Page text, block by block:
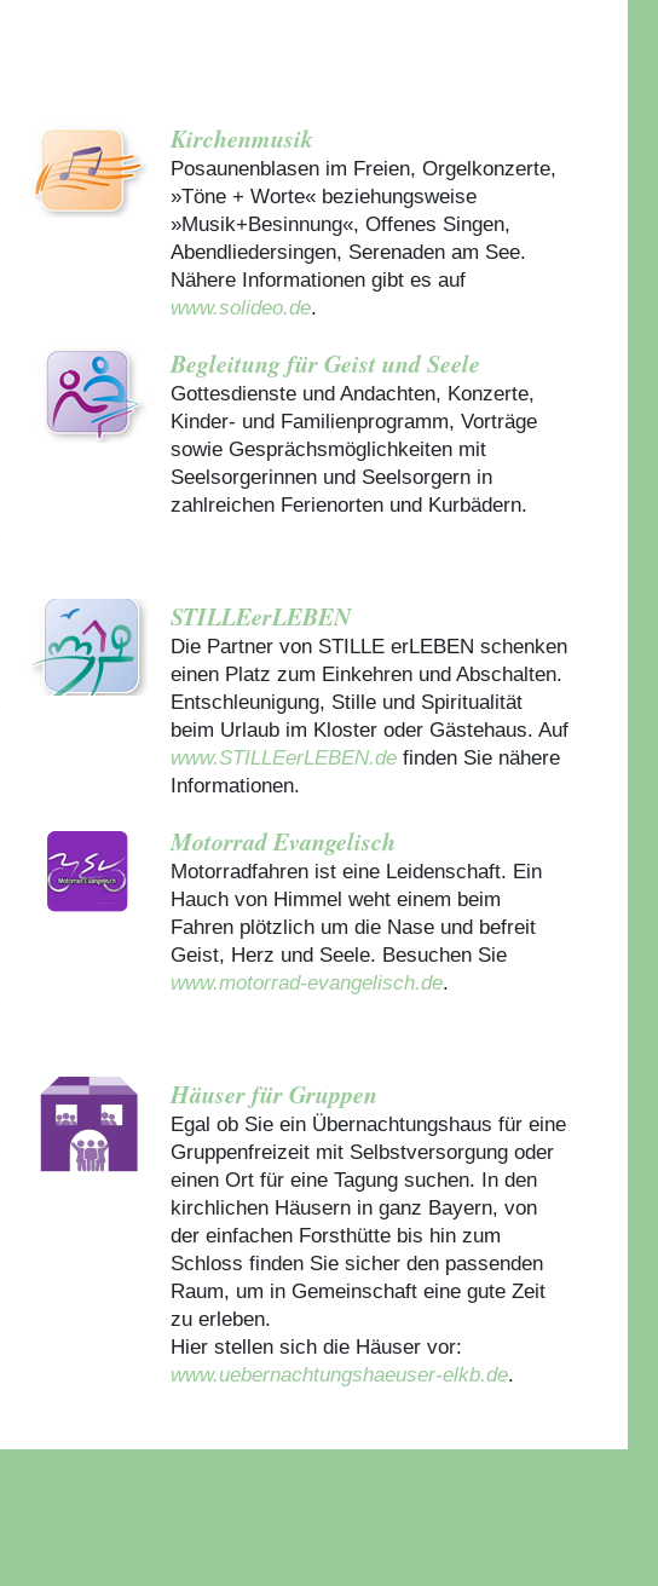
Kirchenmusik
Posaunenblasen im Freien, Orgelkonzerte,
»Töne + Worte« beziehungsweise
»Musik+Besinnung«, Offenes Singen,
Abendliedersingen, Serenaden am See.
Nähere Informationen gibt es auf
www.solideo.de.
Begleitung für Geist und Seele
Gottesdienste und Andachten, Konzerte,
Kinder- und Familienprogramm, Vorträge
sowie Gesprächsmöglichkeiten mit
Seelsorgerinnen und Seelsorgern in
zahlreichen Ferienorten und Kurbädern.
STILLEerLEBEN
Die Partner von STILLE erLEBEN schenken
einen Platz zum Einkehren und Abschalten.
Entschleunigung, Stille und Spiritualität
beim Urlaub im Kloster oder Gästehaus. Auf
www.STILLEerLEBEN.definden Sie nähere
Informationen.
Motorrad Evangelisch
Motorradfahren ist eine Leidenschaft. Ein
Hauch von Himmel weht einem beim
Fahren plötzlich um die Nase und befreit
Geist, Herz und Seele. Besuchen Sie
www.motorrad-evangelisch.de.
Häuser für Gruppen
Egal ob Sie ein Übernachtungshaus für eine
Gruppenfreizeit mit Selbstversorgung oder
einen Ort für eine Tagung suchen. In den
kirchlichen Häusern in ganz Bayern, von
der einfachen Forsthütte bis hin zum
Schloss finden Sie sicher den passenden
Raum, um in Gemeinschaft eine gute Zeit
zu erleben.
Hier stellen sich die Häuser vor:
www.uebernachtungshaeuser-elkb.de.